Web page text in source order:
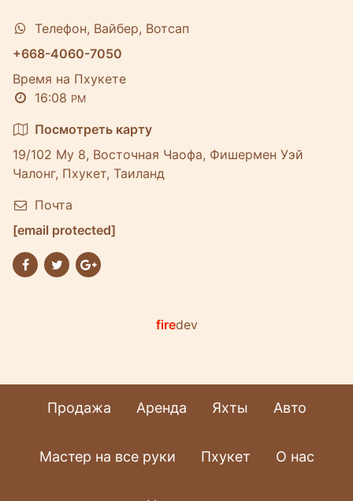
Телефон, Вайбер, Вотсап
+668-4060-7050
Время на Пхукете
16:08 PM
Посмотреть карту
19/102 Му 8, Восточная Чаофа, Фишермен Уэй
Чалонг, Пхукет, Таиланд
Почта
[email protected]
firedev
Продажа Аренда Яхты Авто
Мастер на все руки Пхукет О нас